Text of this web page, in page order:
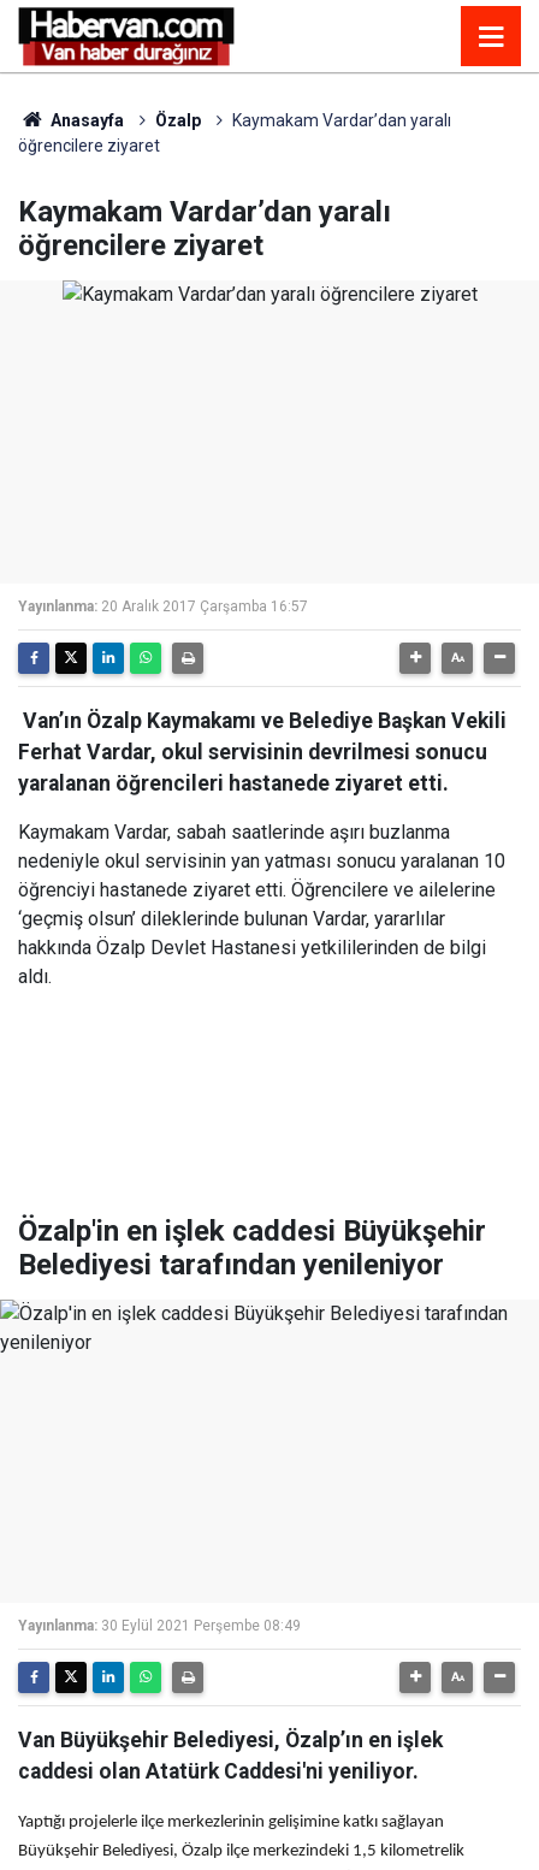
Anasayfa Özalp
Kaymakam Vardar’dan yaralı
öğrencilere ziyaret
Kaymakam Vardar’dan yaralı
öğrencilere ziyaret
Yayınlanma: 20 Aralık 2017 Çarşamba 16:57
Van’ın Özalp Kaymakamı ve Belediye Başkan Vekili
Ferhat Vardar, okul servisinin devrilmesi sonucu
yaralanan öğrencileri hastanede ziyaret etti.
Kaymakam Vardar, sabah saatlerinde aşırı buzlanma
nedeniyle okul servisinin yan yatması sonucu yaralanan 10
öğrenciyi hastanede ziyaret etti. Öğrencilere ve ailelerine
‘geçmiş olsun’ dileklerinde bulunan Vardar, yararlılar
hakkında Özalp Devlet Hastanesi yetkililerinden de bilgi
aldı.
Özalp'in en işlek caddesi Büyükşehir
Belediyesi tarafından yenileniyor
Yayınlanma: 30 Eylül 2021 Perşembe 08:49
Van Büyükşehir Belediyesi, Özalp’ın en işlek
caddesi olan Atatürk Caddesi'ni yeniliyor.
Yaptığı projelerle ilçe merkezlerinin gelişimine katkı sağlayan
Büyükşehir Belediyesi, Özalp ilçe merkezindeki 1,5 kilometrelik